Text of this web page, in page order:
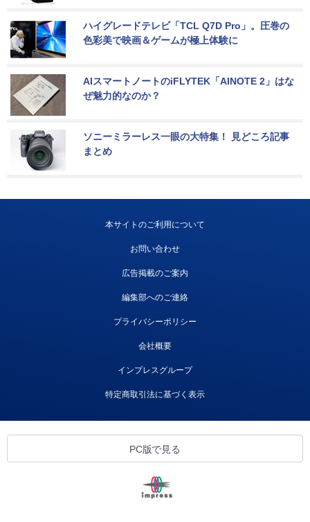
ハイグレードテレビ「TCL Q7D Pro」。圧巻の
色彩美で映画＆ゲームが極上体験に
AIスマートノートのiFLYTEK「AINOTE 2」はな
ぜ魅力的なのか？
ソニーミラーレス一眼の大特集！ 見どころ記事
まとめ
本サイトのご利用について
お問い合わせ
広告掲載のご案内
編集部へのご連絡
プライバシーポリシー
会社概要
インプレスグループ
特定商取引法に基づく表示
PC版で見る